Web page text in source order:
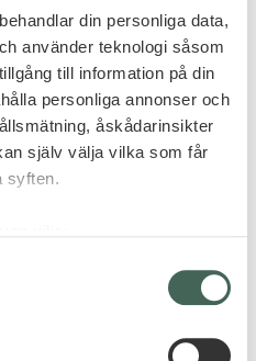
behandlar din personliga data,
använder teknologi såsom
till information på din
personliga annonser och
åskådarinsikter
själv välja vilka som får
syften.
på upp till flera meter